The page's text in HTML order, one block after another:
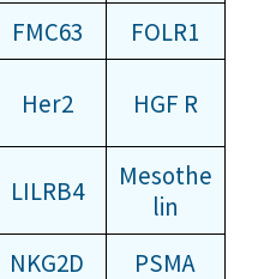
FMC63
FOLR1
Her2 HGF R
LILRB4
Mesothe
lin
NKG2D
PSMA